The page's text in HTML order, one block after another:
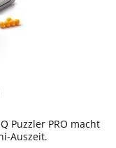
Puzzler PRO macht
Auszeit.